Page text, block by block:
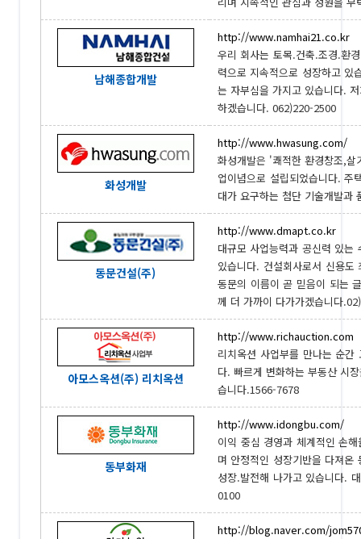
남해종합개발
http://www.namhai21.co.kr
우리 회사는 토목.건축.조경.환
력으로 지속적으로 성장하고 있
는 자부심을 가지고 있습니다.
하겠습니다. 062)220-2500
화성개발
http://www.hwasung.com/
화성개발은 '쾌적한 환경창조,
업이념으로 설립되었습니다. 주
대가 요구하는 첨단 기술개발과
동문건설(주)
http://www.dmapt.co.kr
대규모 사업능력과 공신력 있는
있습니다. 건설회사로서 신용
동문의 이름이 곧 믿음이 되는
께 더 가까이 다가가겠습니다
아모스옥션(주) 리치옥션
http://www.richauction.com
리치옥션 사업부를 만나는 순
다. 빠르게 변화하는 부동산 시
습니다.1566-7678
동부화재
http://www.idongbu.com/
이익 중심 경영과 체계적인 손
며 안정적인 성장기반을 다져온
성장.발전해 나가고 있습니다.
0100
http://blog.naver.com/